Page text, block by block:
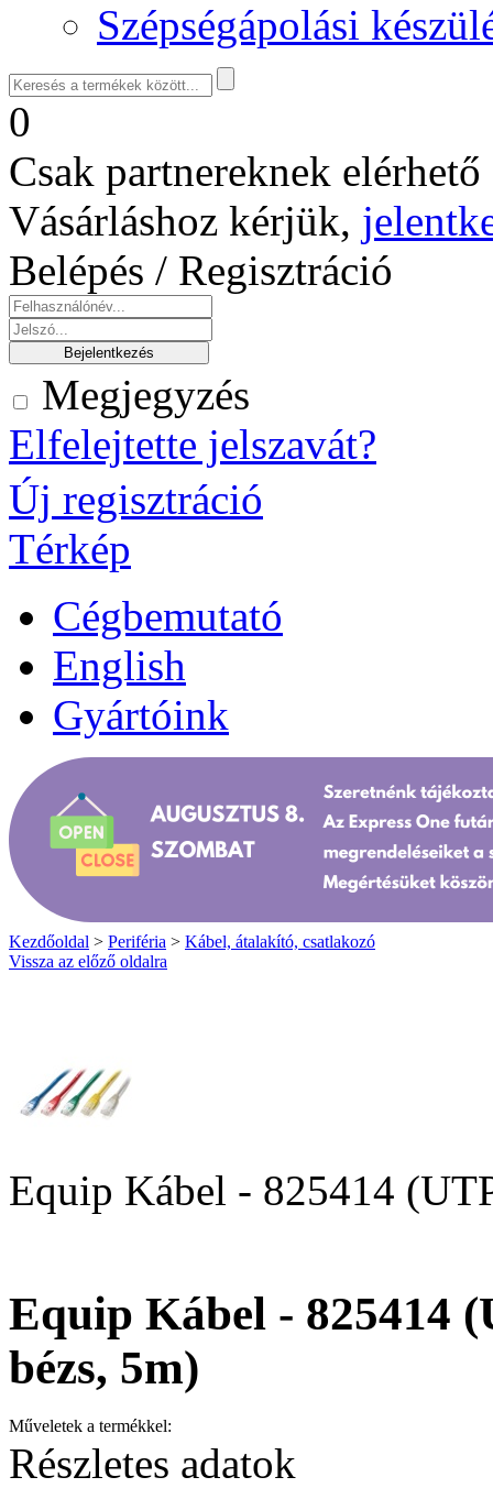
Szépségápolási
0
Csak partnereknek
Vásárláshoz kérjük,
Belépés / Regisztráció
Megjegyzés
Elfelejtette jelszavát?
Új regisztráció
Térkép
Cégbemutató
English
Gyártóink
Kezdőoldal > Periféria > Kábel, átalakító, csatlakozó
Vissza az előző oldalra
Equip Kábel - 825414
Equip Kábel - 825414
bézs, 5m)
Műveletek a termékkel:
Részletes adatok